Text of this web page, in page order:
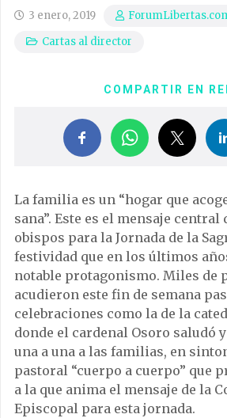
3 enero, 2019
Cartas al director
COMPARTIR EN
La familia es un “hogar que
sana”. Este es el mensaje
obispos para la Jornada de la
festividad que en los últimos
notable protagonismo. Miles de
acudieron este fin de semana
celebraciones como la de la
donde el cardenal Osoro saludó
una a una a las familias, en
pastoral “cuerpo a cuerpo” que
a la que anima el mensaje de la
Episcopal para esta jornada.